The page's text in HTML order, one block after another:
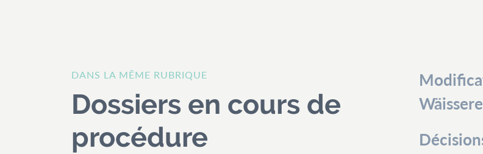
DANS LA MÊME RUBRIQUE
Dossiers en cours de
procédure